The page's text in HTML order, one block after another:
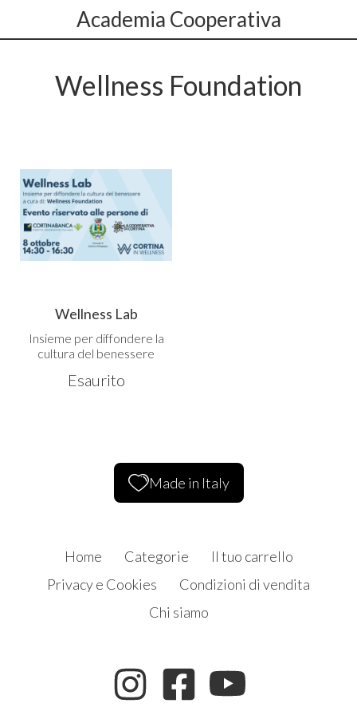
Academia Cooperativa
Wellness Foundation
Wellness Lab
Insieme per diffondere la
cultura del benessere
Esaurito
Made in Italy
Home Categorie
Il tuo carrello
Privacy e Cookies
Condizioni di vendita
Chi siamo